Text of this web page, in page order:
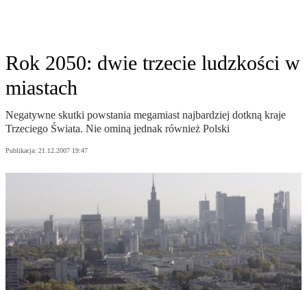
Rok 2050: dwie trzecie ludzkości w
miastach
Negatywne skutki powstania megamiast najbardziej dotkną kraje
Trzeciego Świata. Nie ominą jednak również Polski
Publikacja: 21.12.2007 19:47